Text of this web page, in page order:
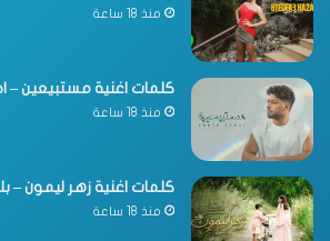
منذ 18 ساعة
كلمات اغنية مستبيعين –
منذ 18 ساعة
كلمات اغنية زهر ليمون –
منذ 18 ساعة